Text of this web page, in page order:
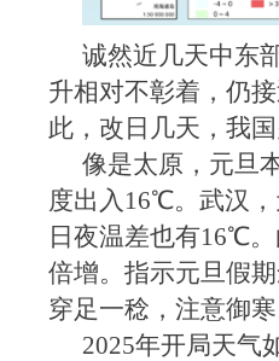
诚然近几天中东
升相对不彰着，仍
此，改日几天，我
像是太原，元旦
度出入16℃。武汉
日夜温差也有16℃
倍增。指示元旦假
穿足一稔，注意御寒
2025年开局天气